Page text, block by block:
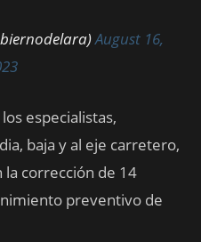
August 16,
especialistas,
baja y al eje carretero,
la corrección de 14
preventivo de